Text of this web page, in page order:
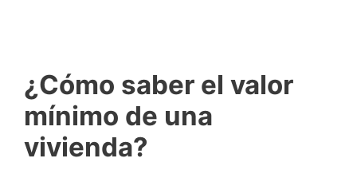
¿Cómo saber el valor
mínimo de una
vivienda?